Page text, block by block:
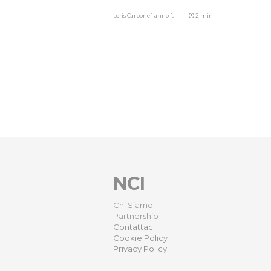
Loris Carbone1 anno fa 2 min
NCI
Chi Siamo
Partnership
Contattaci
Cookie Policy
Privacy Policy